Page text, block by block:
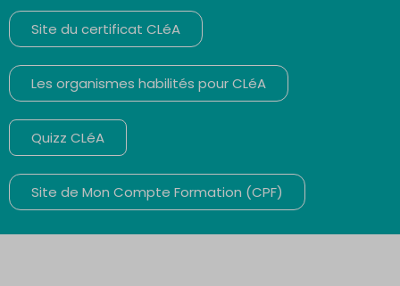
Site du certificat CLéA
Les organismes habilités pour CLéA
Quizz CLéA
Site de Mon Compte Formation (CPF)